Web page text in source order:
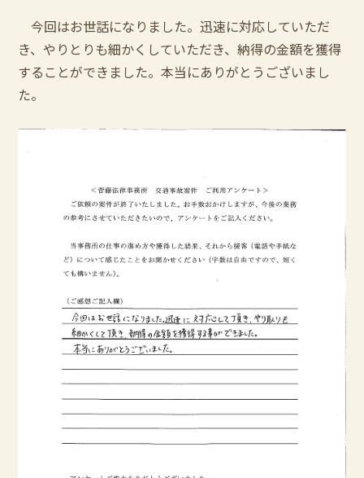
今回はお世話になりました。迅速に対応していただ
き、やりとりも細かくしていただき、納得の金額を獲得
することができました。本当にありがとうございまし
た。